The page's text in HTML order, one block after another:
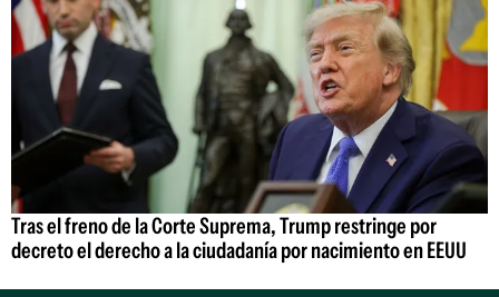
Tras el freno de la Corte Suprema, Trump restringe por
decreto el derecho a la ciudadanía por nacimiento en EEUU